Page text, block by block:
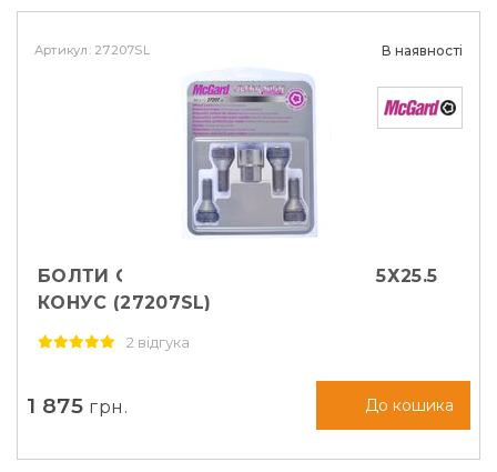
Артикул: 27207SL В наявності
БОЛТИ СЕКРЕТНІ MCGARD М12Х1, 5Х25.5
КОНУС (27207SL)
2 відгука
1 875 грн. До кошика